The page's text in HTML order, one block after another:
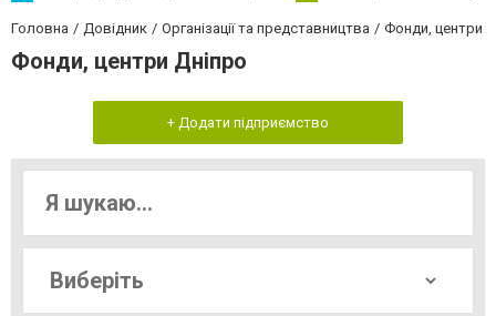
Головна Довідник Організації та представництва Фонди, центри
Фонди, центри Дніпро
+ Додати підприємство